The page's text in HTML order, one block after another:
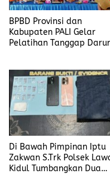
BPBD Provinsi dan
Kabupaten PALI Gelar
Pelatihan Tanggap
Di Bawah Pimpinan Iptu
Zakwan S.Trk Polsek
Kidul Tumbangkan Dua